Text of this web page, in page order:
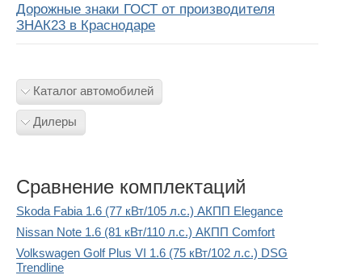
Дорожные знаки ГОСТ от производителя
ЗНАК23 в Краснодаре
Каталог автомобилей
Дилеры
Сравнение комплектаций
Skoda Fabia 1.6 (77 кВт/105 л.с.) АКПП Elegance
Nissan Note 1.6 (81 кВт/110 л.с.) АКПП Comfort
Volkswagen Golf Plus VI 1.6 (75 кВт/102 л.с.) DSG
Trendline